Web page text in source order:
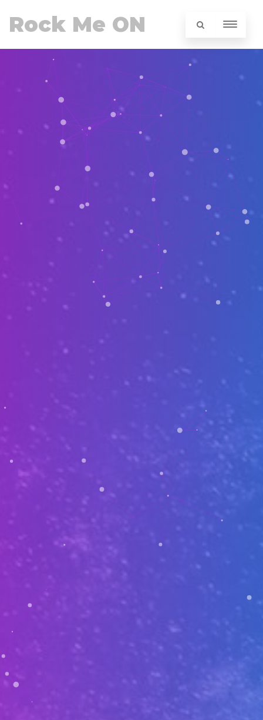
Rock Me ON